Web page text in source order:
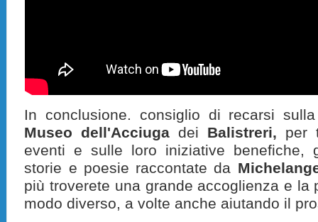
In conclusione. consiglio di recarsi
Museo dell'Acciuga dei Balistreri, per
eventi e sulle loro iniziative benefiche,
storie e poesie raccontate da
più troverete una grande accoglienza e la
modo diverso, a volte anche aiutando il